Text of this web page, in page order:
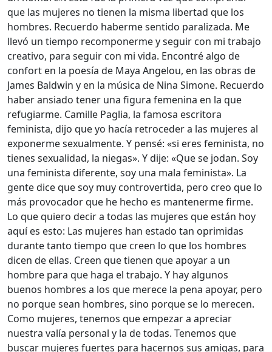
que las mujeres no tienen la misma libertad que los
hombres. Recuerdo haberme sentido paralizada. Me
llevó un tiempo recomponerme y seguir con mi trabajo
creativo, para seguir con mi vida. Encontré algo de
confort en la poesía de Maya Angelou, en las obras de
James Baldwin y en la música de Nina Simone. Recuerdo
haber ansiado tener una figura femenina en la que
refugiarme. Camille Paglia, la famosa escritora
feminista, dijo que yo hacía retroceder a las mujeres al
exponerme sexualmente. Y pensé: «si eres feminista, no
tienes sexualidad, la niegas». Y dije: «Que se jodan. Soy
una feminista diferente, soy una mala feminista». La
gente dice que soy muy controvertida, pero creo que lo
más provocador que he hecho es mantenerme firme.
Lo que quiero decir a todas las mujeres que están hoy
aquí es esto: Las mujeres han estado tan oprimidas
durante tanto tiempo que creen lo que los hombres
dicen de ellas. Creen que tienen que apoyar a un
hombre para que haga el trabajo. Y hay algunos
buenos hombres a los que merece la pena apoyar, pero
no porque sean hombres, sino porque se lo merecen.
Como mujeres, tenemos que empezar a apreciar
nuestra valía personal y la de todas. Tenemos que
buscar mujeres fuertes para hacernos sus amigas, para